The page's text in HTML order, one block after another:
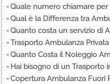
Quale numero chiamare
Qual è la Differenza tra
Quanto costa un servizio di
Trasporto Ambulanza
Quanto Costa il Noleggio
Hai bisogno di un Trasporto
Copertura Ambulanza Fuori